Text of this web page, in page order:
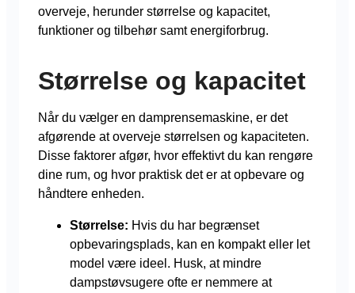
overveje, herunder størrelse og kapacitet,
funktioner og tilbehør samt energiforbrug.
Størrelse og kapacitet
Når du vælger en damprensemaskine, er det
afgørende at overveje størrelsen og kapaciteten.
Disse faktorer afgør, hvor effektivt du kan rengøre
dine rum, og hvor praktisk det er at opbevare og
håndtere enheden.
Størrelse: Hvis du har begrænset
opbevaringsplads, kan en kompakt eller let
model være ideel. Husk, at mindre
dampstøvsugere ofte er nemmere at